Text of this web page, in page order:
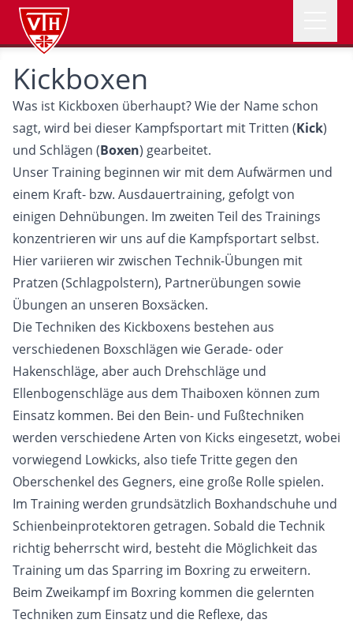
VTH Logo
NEWS
ABTEILUNGEN
VEREIN
ÜBER UNS
SOMMERFEST
Mitglied werden Spenden
Hagsfelder Stuben Kontakt
Kickboxen
Was ist Kickboxen überhaupt? Wie der Name schon
sagt, wird bei dieser Kampfsportart mit Tritten (Kick)
und Schlägen (Boxen) gearbeitet.
Unser Training beginnen wir mit dem Aufwärmen und
einem Kraft- bzw. Ausdauertraining, gefolgt von
einigen Dehnübungen. Im zweiten Teil des Trainings
konzentrieren wir uns auf die Kampfsportart selbst.
Hier variieren wir zwischen Technik-Übungen mit
Pratzen (Schlagpolstern), Partnerübungen sowie
Übungen an unseren Boxsäcken.
Die Techniken des Kickboxens bestehen aus
verschiedenen Boxschlägen wie Gerade- oder
Hakenschläge, aber auch Drehschläge und
Ellenbogenschläge aus dem Thaiboxen können zum
Einsatz kommen. Bei den Bein- und Fußtechniken
werden verschiedene Arten von Kicks eingesetzt, wobei
vorwiegend Lowkicks, also tiefe Tritte gegen den
Oberschenkel des Gegners, eine große Rolle spielen.
Im Training werden grundsätzlich Boxhandschuhe und
Schienbeinprotektoren getragen. Sobald die Technik
richtig beherrscht wird, besteht die Möglichkeit das
Training um das Sparring im Boxring zu erweitern.
Beim Zweikampf im Boxring kommen die gelernten
Techniken zum Einsatz und die Reflexe, das